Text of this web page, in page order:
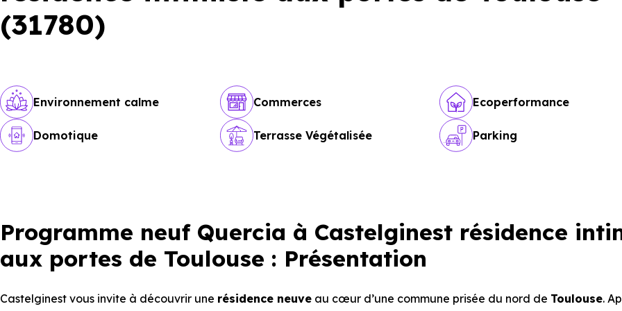
(31780)
Environnement calme Commerces Ecoperformance
Domotique Terrasse Végétalisée Parking
Programme neuf Quercia à Castelginest résidence
aux portes de Toulouse : Présentation
Castelginest vous invite à découvrir une résidence neuve au cœur d’une commune prisée du nord de Toulouse.